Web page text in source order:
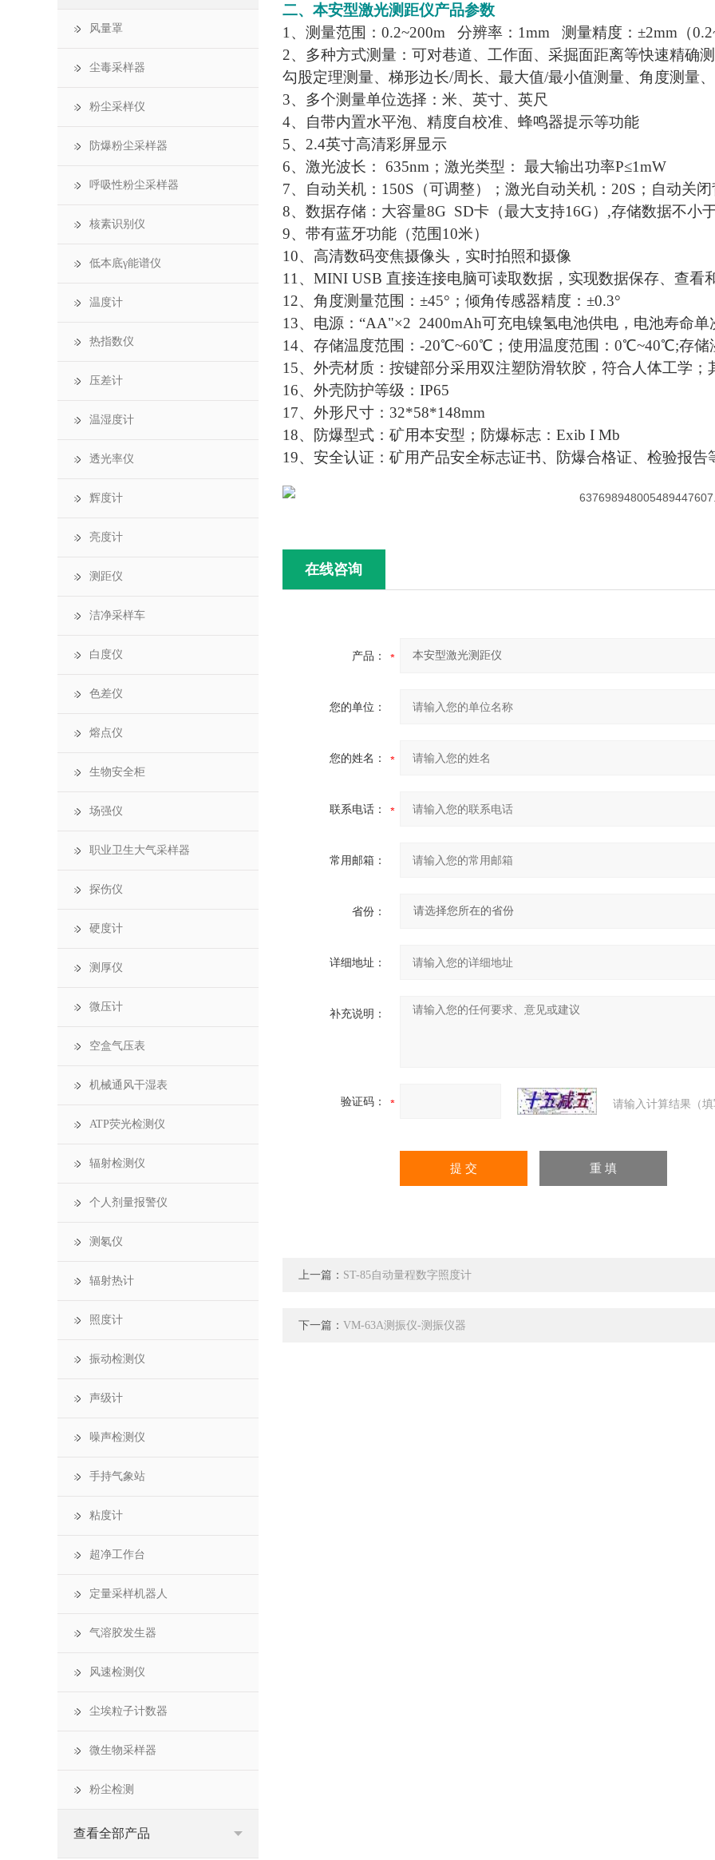
二、 本安型激光测距仪产品参数
1、测量范围：0.2~200m 分辨率：1mm 测量精度：±2mm（
2、多种方式测量：可对巷道、工作面、采掘面距离等快速精确
勾股定理测量、梯形边长/周长、最大值/最小值测量、角度测量
3、多个测量单位选择：米、英寸、英尺
4、自带内置水平泡、精度自校准、蜂鸣器提示等功能
5、2.4英寸高清彩屏显示
6、激光波长： 635nm；激光类型： 最大输出功率P≤1mW
7、自动关机：150S（可调整）；激光自动关机：20S；自动关
8、数据存储：大容量8G SD卡（最大支持16G）,存储数据不小
9、带有蓝牙功能（范围10米）
10、高清数码变焦摄像头，实时拍照和摄像
11、MINI USB 直接连接电脑可读取数据，实现数据保存、查看
12、角度测量范围：±45°；倾角传感器精度：±0.3°
13、电源：“AA"×2 2400mAh可充电镍氢电池供电，电池寿命
14、存储温度范围：-20℃~60℃；使用温度范围：0℃~40℃;存储
15、外壳材质：按键部分采用双注塑防滑软胶，符合人体工学
16、外壳防护等级：IP65
17、外形尺寸：32*58*148mm
18、防爆型式：矿用本安型；防爆标志：Exib I Mb
19、安全认证：矿用产品安全标志证书、防爆合格证、检验报告
在线咨询
产品：
您的单位：
您的姓名：
联系电话：
常用邮箱：
省份：
详细地址：
补充说明：
验证码： 请输入计算结果（
上一篇： ST-85自动量程数字照度计
下一篇： VM-63A测振仪-测振仪器
风量罩
尘毒采样器
粉尘采样仪
防爆粉尘采样器
呼吸性粉尘采样器
核素识别仪
低本底γ能谱仪
温度计
热指数仪
压差计
温湿度计
透光率仪
辉度计
亮度计
测距仪
洁净采样车
白度仪
色差仪
熔点仪
生物安全柜
场强仪
职业卫生大气采样器
探伤仪
硬度计
测厚仪
微压计
空盒气压表
机械通风干湿表
ATP荧光检测仪
辐射检测仪
个人剂量报警仪
测氡仪
辐射热计
照度计
振动检测仪
声级计
噪声检测仪
手持气象站
粘度计
超净工作台
定量采样机器人
气溶胶发生器
风速检测仪
尘埃粒子计数器
微生物采样器
粉尘检测
查看全部产品